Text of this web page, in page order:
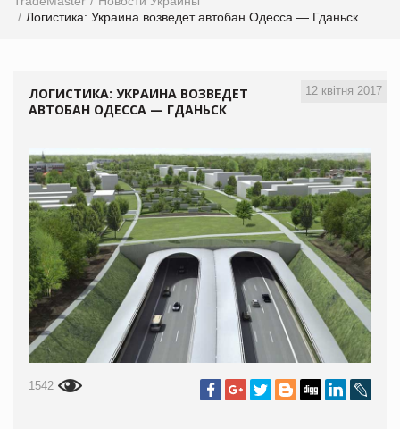
Логистика: Украина возведет автобан Одесса — Гданьск
12 квітня 2017
ЛОГИСТИКА: УКРАИНА ВОЗВЕДЕТ
АВТОБАН ОДЕССА — ГДАНЬСК
1542